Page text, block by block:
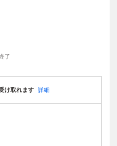
了
け取れます 詳細